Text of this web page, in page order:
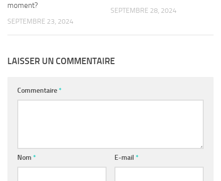
moment?
SEPTEMBRE 23, 2024
SEPTEMBRE 28, 2024
LAISSER UN COMMENTAIRE
Commentaire*
Nom * E-mail *